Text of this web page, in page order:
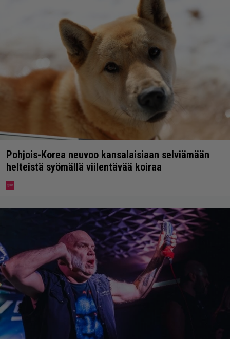
Pohjois-Korea neuvoo kansalaisiaan selviämään
helteistä syömällä viilentävää koiraa